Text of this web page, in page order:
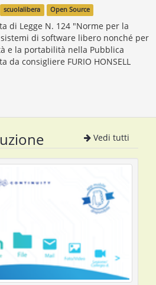
scuolalibera Open Source
di Legge N. 124 "Norme per la
di software libero nonché per
e la portabilità nella Pubblica
consigliere FURIO HONSELL
Vedi tutti